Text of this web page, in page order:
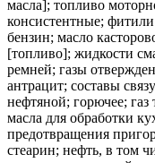
масла]; топливо
консистентные; фитили
бензин; масло
[топливо]; жидкости
ремней; газы
антрацит; составы
нефтяной; горючее;
масла для обработки
предотвращения
стеарин; нефть, в том